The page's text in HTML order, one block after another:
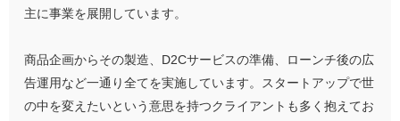
主に事業を展開しています。
商品企画からその製造、D2Cサービスの準備、ローンチ後の広
告運用など一通り全てを実施しています。スタートアップで世
の中を変えたいという意思を持つクライアントも多く抱えてお